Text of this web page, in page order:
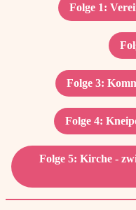
Folge 1:
Folge 3:
Folge 4:
Folge 5: Kirche -